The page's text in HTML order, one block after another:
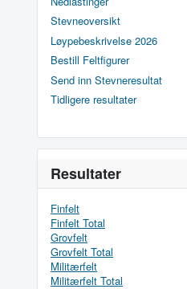
Stevneoversikt
Løypebeskrivelse 2026
Bestill Feltfigurer
Send inn Stevneresultat
Tidligere resultater
Resultater
Finfelt
Finfelt Total
Grovfelt
Grovfelt Total
Militærfelt
Militærfelt Total